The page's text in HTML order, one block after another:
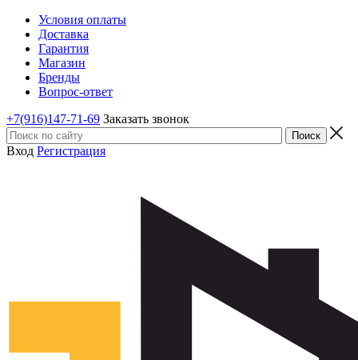
Условия оплаты
Доставка
Гарантия
Магазин
Бренды
Вопрос-ответ
+7(916)147-71-69 Заказать звонок
Вход Регистрация